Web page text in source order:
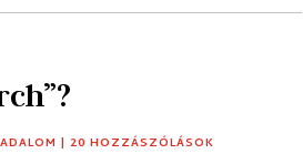
| 20 HOZZÁSZÓLÁSOK